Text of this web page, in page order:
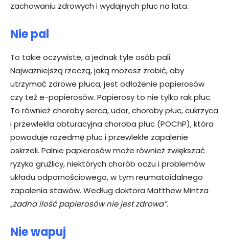
zachowaniu zdrowych i wydajnych płuc na lata.
Nie pal
To takie oczywiste, a jednak tyle osób pali.
Najważniejszą rzeczą, jaką możesz zrobić, aby
utrzymać zdrowe płuca, jest odłożenie papierosów
czy też e-papierosów. Papierosy to nie tylko rak płuc.
To również choroby serca, udar, choroby płuc, cukrzyca
i przewlekła obturacyjna choroba płuc (POChP), która
powoduje rozedmę płuc i przewlekłe zapalenie
oskrzeli. Palnie papierosów może również zwiększać
ryzyko gruźlicy, niektórych chorób oczu i problemów
układu odpornościowego, w tym reumatoidalnego
zapalenia stawów. Według doktora Matthew Mintza
„żadna ilość papierosów nie jest zdrowa”.
Nie wapuj